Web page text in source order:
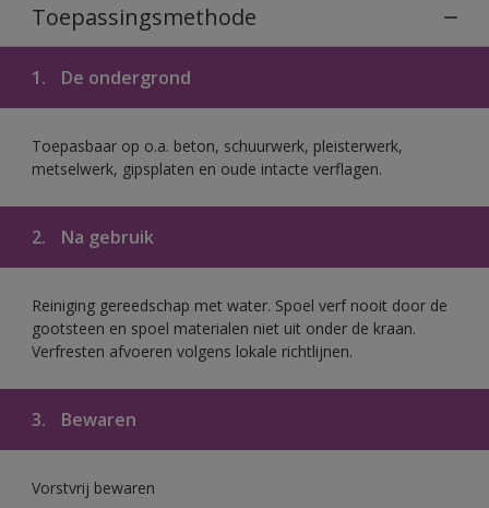
Toepassingsmethode
1. De ondergrond
Toepasbaar op o.a. beton, schuurwerk, pleisterwerk,
metselwerk, gipsplaten en oude intacte verflagen.
2. Na gebruik
Reiniging gereedschap met water. Spoel verf nooit door de
gootsteen en spoel materialen niet uit onder de kraan.
Verfresten afvoeren volgens lokale richtlijnen.
3. Bewaren
Vorstvrij bewaren